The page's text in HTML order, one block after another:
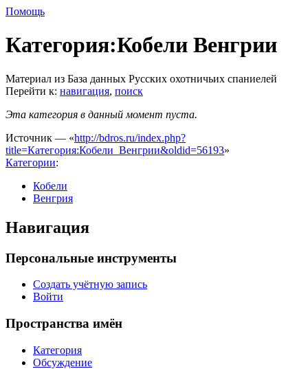
Помощь
Категория:Кобели Венгрии
Материал из База данных Русских охотничьих спаниелей
Перейти к: навигация, поиск
Эта категория в данный момент пуста.
Источник — «http://bdros.ru/index.php?
title=Категория:Кобели_Венгрии&oldid=56193»
Категории:
Кобели
Венгрия
Навигация
Персональные инструменты
Создать учётную запись
Войти
Пространства имён
Категория
Обсуждение